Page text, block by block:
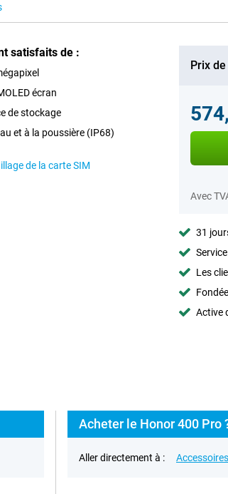
satisfaits de :
écran
de stockage
et à la poussière (IP68)
de la carte SIM
Prix
Avec
31
Les
Active
Acheter le Honor 400 Pro
Aller directement à : Accessoires